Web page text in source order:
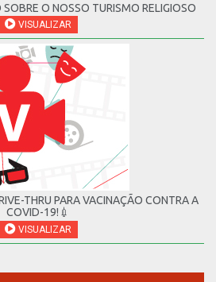
O NOSSO TURISMO RELIGIOSO
VISUALIZAR
THRU PARA VACINAÇÃO CONTRA A
COVID-19!💉
VISUALIZAR